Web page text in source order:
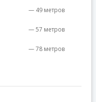
— 49 метров
— 57 метров
— 78 метров